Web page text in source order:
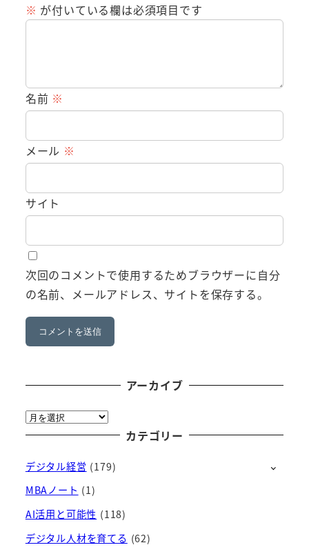
※ が付いている欄は必須項目です
名前 ※
メール ※
サイト
次回のコメントで使用するためブラウザーに自分
の名前、メールアドレス、サイトを保存する。
アーカイブ
ア
ー
イ
ブ
カテゴリー
デジタル経営 (179)
MBAノート (1)
AI活用と可能性 (118)
デジタル人材を育てる (62)